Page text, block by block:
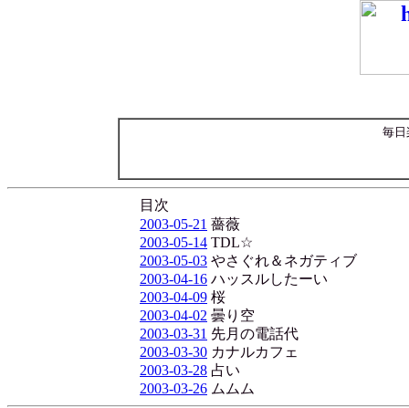
毎日
目次
2003-05-21 薔薇
2003-05-14 TDL☆
2003-05-03 やさぐれ＆ネガティブ
2003-04-16 ハッスルしたーい
2003-04-09 桜
2003-04-02 曇り空
2003-03-31 先月の電話代
2003-03-30 カナルカフェ
2003-03-28 占い
2003-03-26 ムムム